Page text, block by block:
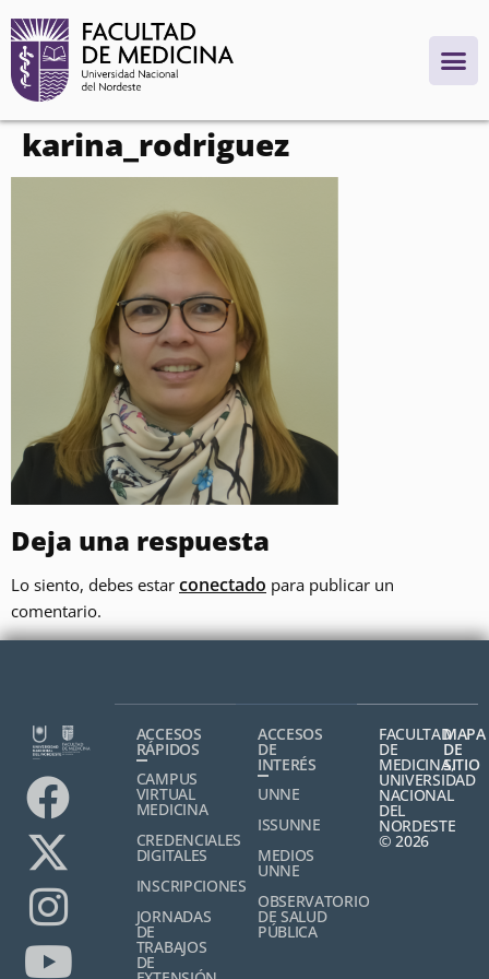
contenido
karina_rodriguez
Deja una respuesta
Lo siento, debes estar conectado para publicar un
comentario.
ACCESOS
RÁPIDOS
CAMPUS
VIRTUAL
MEDICINA
CREDENCIALES
DIGITALES
INSCRIPCIONES
JORNADAS
DE
TRABAJOS
DE
ACCESOS
DE
INTERÉS
UNNE
ISSUNNE
MEDIOS
UNNE
OBSERVATORIO
DE SALUD
PÚBLICA
FACULTAD
DE
MEDICINA,
UNIVERSIDAD
NACIONAL
DEL
NORDESTE
© 2026
MAPA
DE
SITIO